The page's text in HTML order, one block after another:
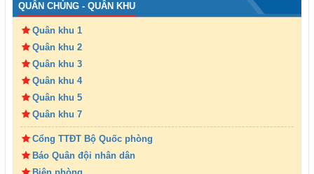
QUÂN CHỦNG - QUÂN KHU
Quân khu 1
Quân khu 2
Quân khu 3
Quân khu 4
Quân khu 5
Quân khu 7
Cổng TTĐT Bộ Quốc phòng
Báo Quân đội nhân dân